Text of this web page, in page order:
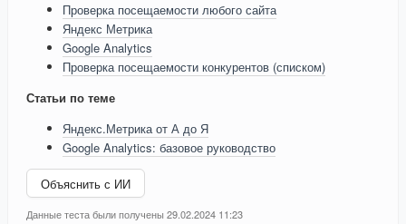
Проверка посещаемости любого сайта
Яндекс Метрика
Google Analytics
Проверка посещаемости конкурентов (списком)
Статьи по теме
Яндекс.Метрика от А до Я
Google Analytics: базовое руководство
Объяснить с ИИ
Данные теста были получены 29.02.2024 11:23